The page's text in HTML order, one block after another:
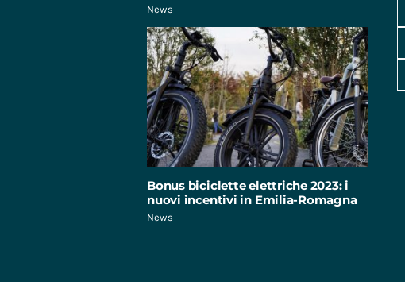
News
Bonus biciclette elettriche 2023: i
nuovi incentivi in Emilia-Romagna
News